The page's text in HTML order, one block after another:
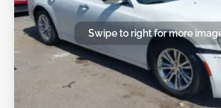
Swipe to right for more